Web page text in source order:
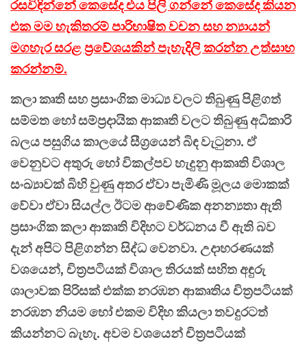
රසවිඳින්නේ කෙසේද එය පිලි ගන්නේ කෙසේද කියන
එක මම හැකිතරම් පාරිභාෂිත වචන සහ න්‍යායන්
මගහැර සරළ ප්‍රවේශයකින් පැහැදිලි කරන්න උත්සාහ
කරන්නම්.
කලා කෘති සහ ප්‍රසාංගික මාධ්‍ය වලට තිබුණු පිළිගත්
සම්මත හෝ සම්ප්‍රදායික ආකෘති වලට තිබුණු අධිකාරි
බලය පසුගිය කාලයේ සීග්‍රයෙන් බිඳ වැටුනා. ඒ
වෙනුවට අතුරු හෝ විකල්පව හැදුනු ආකෘති විශාල
සංඛ්‍යාවක් බිහි වුණු අතර ඒවා පැමිණි මූලය මොකක්
වේවා ඒවා සියල්ල ඊටම ආවේණික අනන්‍යතා ඇති
ප්‍රසාංගික කලා ආකෘති විදිහට වර්ධනය වී ඇති බව
දැන් අපිට පිළිගන්න සිද්ධ වෙනවා. උදාහරණයක්
වශයෙන්, චිත්‍රපටියක් විශාල තිරයක් සහිත අඳුරු
ශාලාවක පිරිසක් එක්ක නරඹන ආකෘතිය චිත්‍රපටියක්
නරඹන නියම හෝ එකම විදිහ කියලා තවදුරටත්
කියන්නට බැහැ. අවම වශයෙන් චිත්‍රපටියක්